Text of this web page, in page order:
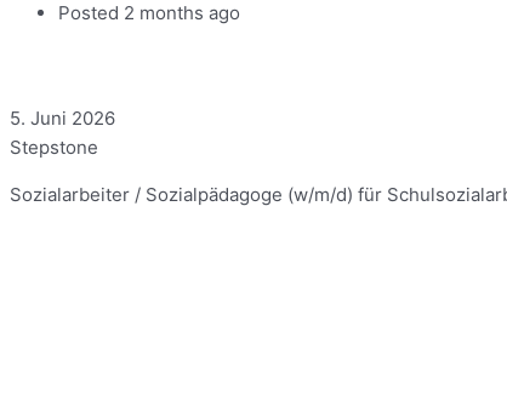
Posted 2 months ago
5. Juni 2026
Stepstone
Sozialarbeiter / Sozialpädagoge (w/m/d) für